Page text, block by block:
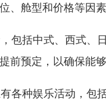
、舱型和价格等因
包括中式、西式、
前预定，以确保能
各种娱乐活动，包